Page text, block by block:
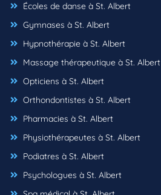
Écoles de danse à St. Albert
Gymnases à St. Albert
Hypnothérapie à St. Albert
Massage thérapeutique à St. Albert
Opticiens à St. Albert
Orthondontistes à St. Albert
Pharmacies à St. Albert
Physiothérapeutes à St. Albert
Podiatres à St. Albert
Psychologues à St. Albert